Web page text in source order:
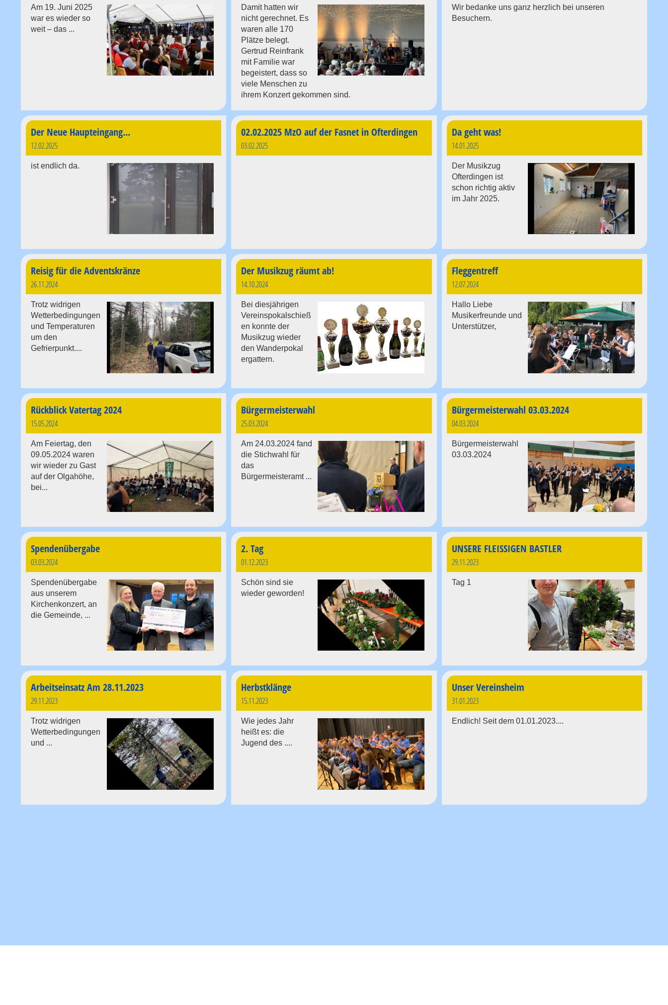
Am 19. Juni 2025
war es wieder so
weit – das ...
Damit hatten wir
nicht gerechnet. Es
waren alle 170
Plätze belegt.
Gertrud Reinfrank
mit Familie war
begeistert, dass so
viele Menschen zu
ihrem Konzert gekommen sind.
Wir bedanke uns ganz herzlich bei unseren
Besuchern.
Der Neue Haupteingang...
12.02.2025
ist endlich da.
02.02.2025 MzO auf der Fasnet in Ofterdingen
03.02.2025
Da geht was!
14.01.2025
Der Musikzug
Ofterdingen ist
schon richtig aktiv
im Jahr 2025.
Reisig für die Adventskränze
26.11.2024
Trotz widrigen
Wetterbedingungen
und Temperaturen
um den
Gefrierpunkt....
Der Musikzug räumt ab!
14.10.2024
Bei diesjährigen
Vereinspokalschieß
en konnte der
Musikzug wieder
den Wanderpokal
ergattern.
Fleggentreff
12.07.2024
Hallo Liebe
Musikerfreunde und
Unterstützer,
Rückblick Vatertag 2024
15.05.2024
Am Feiertag, den
09.05.2024 waren
wir wieder zu Gast
auf der Olgahöhe,
bei...
Bürgermeisterwahl
25.03.2024
Am 24.03.2024 fand
die Stichwahl für
das
Bürgermeisteramt ...
Bürgermeisterwahl 03.03.2024
04.03.2024
Bürgermeisterwahl
03.03.2024
Spendenübergabe
03.03.2024
Spendenübergabe
aus unserem
Kirchenkonzert, an
die Gemeinde, ...
2. Tag
01.12.2023
Schön sind sie
wieder geworden!
UNSERE FLEISSIGEN BASTLER
29.11.2023
Tag 1
Arbeitseinsatz Am 28.11.2023
29.11.2023
Trotz widrigen
Wetterbedingungen
und ...
Herbstklänge
15.11.2023
Wie jedes Jahr
heißt es: die
Jugend des ....
Unser Vereinsheim
31.01.2023
Endlich! Seit dem 01.01.2023....